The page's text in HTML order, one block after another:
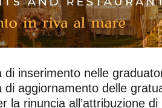
inserimento nelle
aggiornamento delle
la rinuncia all’attribuzione